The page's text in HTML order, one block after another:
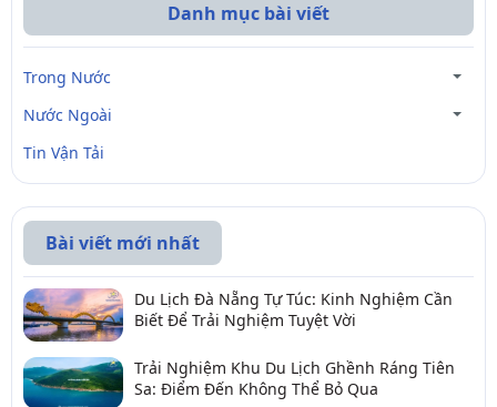
Danh mục bài viết
Trong Nước
Nước Ngoài
Tin Vận Tải
Bài viết mới nhất
Du Lịch Đà Nẵng Tự Túc: Kinh Nghiệm Cần
Biết Để Trải Nghiệm Tuyệt Vời
Trải Nghiệm Khu Du Lịch Ghềnh Ráng Tiên
Sa: Điểm Đến Không Thể Bỏ Qua